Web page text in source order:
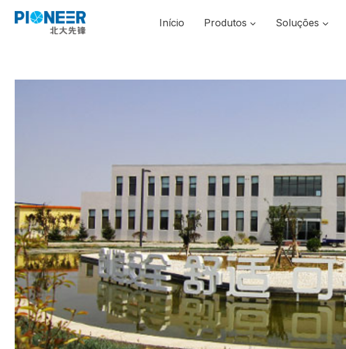
para
Início Produtos Soluções